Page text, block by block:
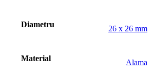
Diametru 26 x 26 mm
Material Alama